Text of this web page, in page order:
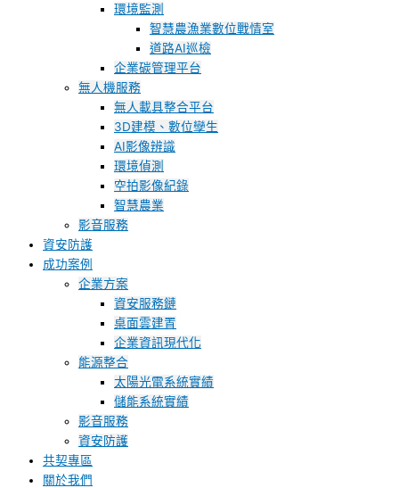
環境監測
智慧農漁業數位戰情室
道路AI巡檢
企業碳管理平台
無人機服務
無人載具整合平台
3D建模、數位孿生
AI影像辨識
環境偵測
空拍影像紀錄
智慧農業
影音服務
資安防護
成功案例
企業方案
資安服務鏈
桌面雲建置
企業資訊現代化
能源整合
太陽光電系統實績
儲能系統實績
影音服務
資安防護
共契專區
關於我們